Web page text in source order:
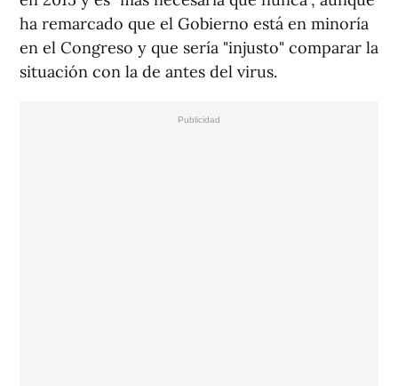
ha remarcado que el Gobierno está en minoría
en el Congreso y que sería "injusto" comparar la
situación con la de antes del virus.